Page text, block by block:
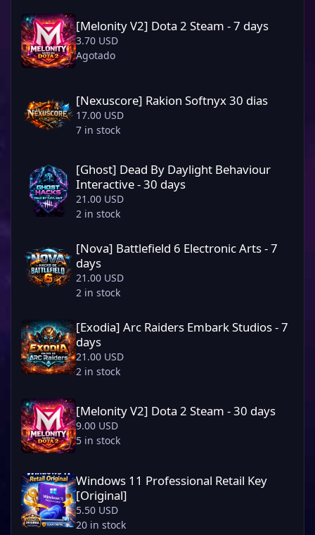
[Melonity V2] Dota 2 Steam - 7 days
[Melonity V2] Dota 2 Steam - 7 days
3.70 USD
Agotado
[Nexuscore] Rakion Softnyx 30 dias
17.00 USD
7 in stock
[Ghost] Dead By Daylight Behaviour
Interactive - 30 days
21.00 USD
2 in stock
[Nova] Battlefield 6 Electronic Arts - 7
days
21.00 USD
2 in stock
[Exodia] Arc Raiders Embark Studios - 7
days
21.00 USD
2 in stock
[Melonity V2] Dota 2 Steam - 30 days
[Melonity V2] Dota 2 Steam - 30 days
9.00 USD
5 in stock
Windows 11 Professional Retail Key
[Original]
5.50 USD
20 in stock